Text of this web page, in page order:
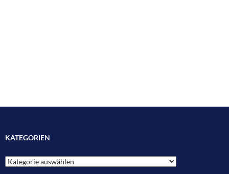
KATEGORIEN
Kategorien